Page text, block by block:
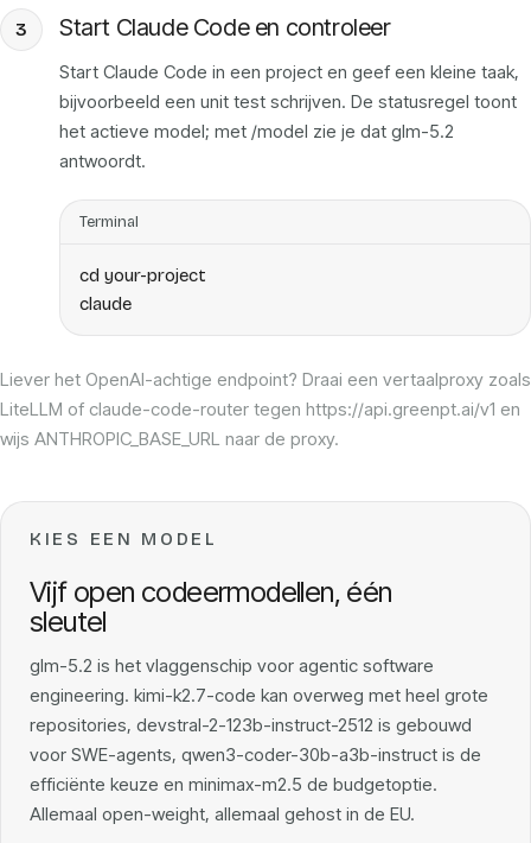
3 Start Claude Code en controleer
Start Claude Code in een project en geef een kleine taak,
bijvoorbeeld een unit test schrijven. De statusregel toont
het actieve model; met /model zie je dat glm-5.2
antwoordt.
Terminal
cd your-project
claude
Liever het OpenAI-achtige endpoint? Draai een vertaalproxy zoals
LiteLLM of claude-code-router tegen https://api.greenpt.ai/v1 en
wijs ANTHROPIC_BASE_URL naar de proxy.
KIES EEN MODEL
Vijf open codeermodellen, één
sleutel
glm-5.2 is het vlaggenschip voor agentic software
engineering. kimi-k2.7-code kan overweg met heel grote
repositories, devstral-2-123b-instruct-2512 is gebouwd
voor SWE-agents, qwen3-coder-30b-a3b-instruct is de
efficiënte keuze en minimax-m2.5 de budgetoptie.
Allemaal open-weight, allemaal gehost in de EU.